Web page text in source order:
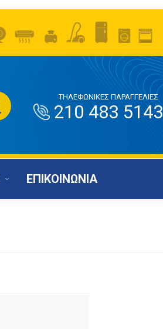
ΤΗΛΕΦΩΝΙΚΕΣ ΠΑΡΑΓΓΕΛΙΕΣ
210 483 5143
ΕΠΙΚΟΙΝΩΝΙΑ